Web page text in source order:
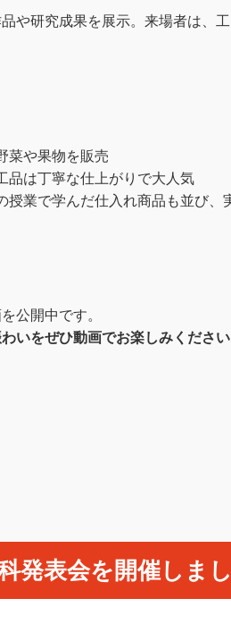
や研究成果を展示。来場者は、
菜や果物を販売
品は丁寧な仕上がりで大人気
授業で学んだ仕入れ商品も並び、
公開中です。
いをぜひ動画でお楽しみください
発表会を開催しま